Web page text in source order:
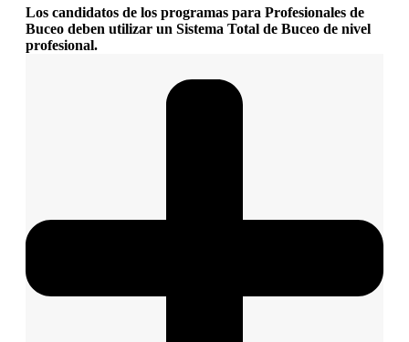
Los candidatos de los programas para Profesionales de
Buceo deben utilizar un Sistema Total de Buceo de nivel
profesional.